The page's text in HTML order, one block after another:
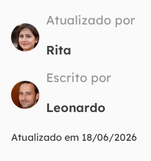
Atualizado por
Rita
Escrito por
Leonardo
Atualizado em 18/06/2026